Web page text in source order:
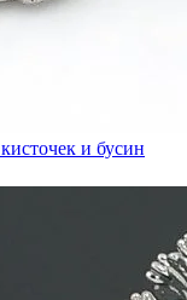
и бусин